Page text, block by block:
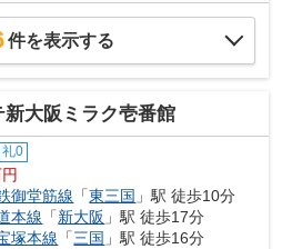
件を表示する
新大阪ミラク壱番館
礼0
御堂筋線 「東三国 」駅 徒歩10分
本線 「新大阪 」駅 徒歩17分
塚本線 「三国 」駅 徒歩16分